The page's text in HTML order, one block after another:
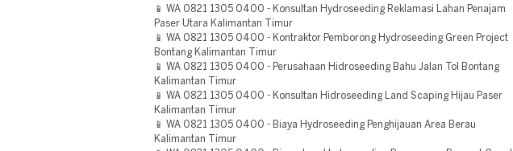
📱 WA 0821 1305 0400 - Konsultan Hydroseeding Reklamasi Lahan Penajam
Paser Utara Kalimantan Timur
📱 WA 0821 1305 0400 - Kontraktor Pemborong Hydroseeding Green Project
Bontang Kalimantan Timur
📱 WA 0821 1305 0400 - Perusahaan Hidroseeding Bahu Jalan Tol Bontang
Kalimantan Timur
📱 WA 0821 1305 0400 - Konsultan Hidroseeding Land Scaping Hijau Paser
Kalimantan Timur
📱 WA 0821 1305 0400 - Biaya Hydroseeding Penghijauan Area Berau
Kalimantan Timur